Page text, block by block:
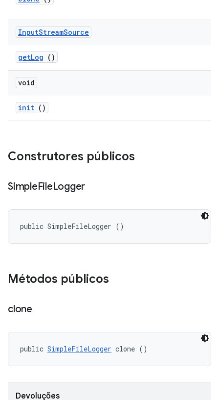
InputStreamSource
getLog ()
void
init ()
Construtores públicos
SimpleFileLogger
public SimpleFileLogger ()
Métodos públicos
clone
public SimpleFileLogger clone ()
Devoluções